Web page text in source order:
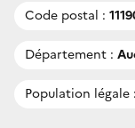
Code postal :
Département :
Population légale :